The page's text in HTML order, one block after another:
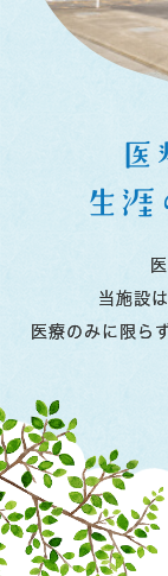
医
生涯
当施設
医療のみに限ら
虫歯